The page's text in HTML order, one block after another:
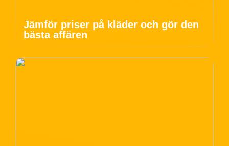
Jämför priser på kläder och gör den
bästa affären